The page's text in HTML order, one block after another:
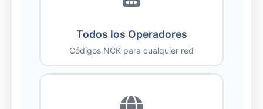
Todos los Operadores
Códigos NCK para cualquier red